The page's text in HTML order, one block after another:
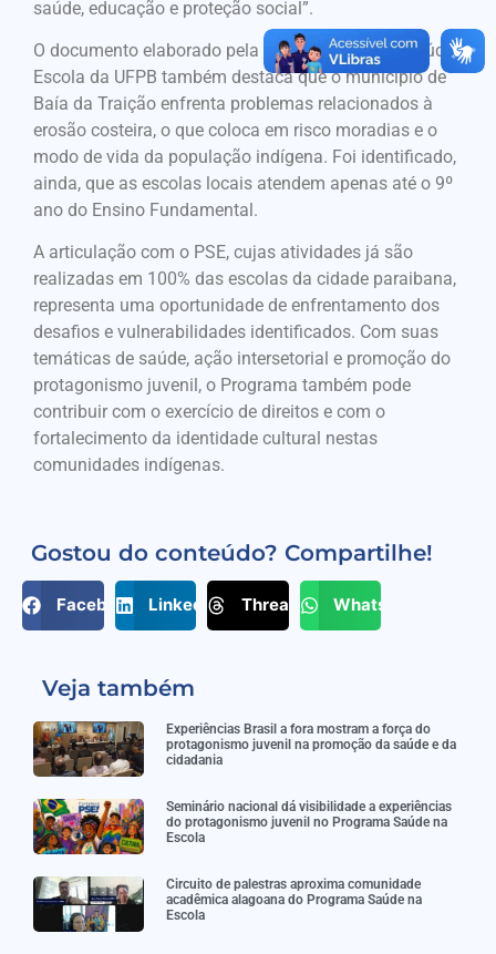
saúde, educação e proteção social”.
O documento elaborado pela equipe do Projeto Saúde-
Escola da UFPB também destaca que o município de
Baía da Traição enfrenta problemas relacionados à
erosão costeira, o que coloca em risco moradias e o
modo de vida da população indígena. Foi identificado,
ainda, que as escolas locais atendem apenas até o 9º
ano do Ensino Fundamental.
A articulação com o PSE, cujas atividades já são
realizadas em 100% das escolas da cidade paraibana,
representa uma oportunidade de enfrentamento dos
desafios e vulnerabilidades identificados. Com suas
temáticas de saúde, ação intersetorial e promoção do
protagonismo juvenil, o Programa também pode
contribuir com o exercício de direitos e com o
fortalecimento da identidade cultural nestas
comunidades indígenas.
Gostou do conteúdo? Compartilhe!
Facebook LinkedIn Threads WhatsApp
Veja também
Experiências Brasil a fora mostram a força do
protagonismo juvenil na promoção da saúde e da
cidadania
Seminário nacional dá visibilidade a experiências
do protagonismo juvenil no Programa Saúde na
Escola
Circuito de palestras aproxima comunidade
acadêmica alagoana do Programa Saúde na
Escola